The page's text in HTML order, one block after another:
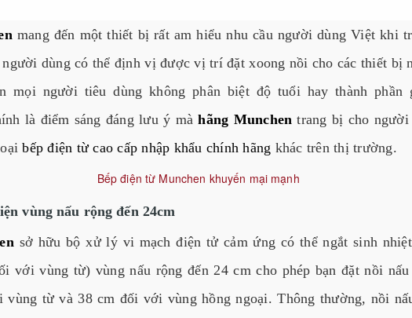
mang đến một thiết bị rất am hiểu nhu cầu người dùng Việt khi
người dùng có thể định vị được vị trí đặt xoong nồi cho các thiết bị
mọi người tiêu dùng không phân biệt độ tuổi hay thành
là điểm sáng đáng lưu ý màhãng Munchen trang bị cho
bếp điện từ cao cấp nhập khẩu chính hãng khác trên thị trường.
vùng nấu rộng đến 24cm
sở hữu bộ xử lý vi mạch điện tử cảm ứng có thể ngắt sinh
với vùng từ) vùng nấu rộng đến 24 cm cho phép bạn đặt nồi
vùng từ và 38 cm đối với vùng hồng ngoại. Thông thường, nồi